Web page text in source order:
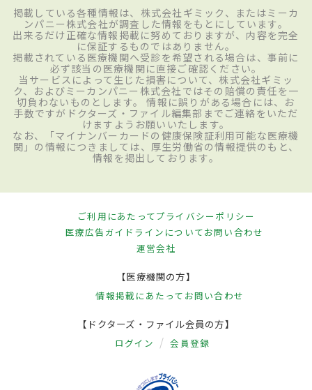
掲載している各種情報は、株式会社ギミック、またはミーカ
ンパニー株式会社が調査した情報をもとにしています。
出来るだけ正確な情報掲載に努めておりますが、内容を完全
に保証するものではありません。
掲載されている医療機関へ受診を希望される場合は、事前に
必ず該当の医療機関に直接ご確認ください。
当サービスによって生じた損害について、株式会社ギミッ
ク、およびミーカンパニー株式会社ではその賠償の責任を一
切負わないものとします。 情報に誤りがある場合には、お
手数ですがドクターズ・ファイル編集部までご連絡をいただ
けますようお願いいたします。
なお、「マイナンバーカードの健康保険証利用可能な医療機
関」の情報につきましては、厚生労働省の情報提供のもと、
情報を掲出しております。
ご利用にあたってプライバシーポリシー
医療広告ガイドラインについてお問い合わせ
運営会社
【医療機関の方】
情報掲載にあたって お問い合わせ
【ドクターズ・ファイル会員の方】
ログイン 会員登録